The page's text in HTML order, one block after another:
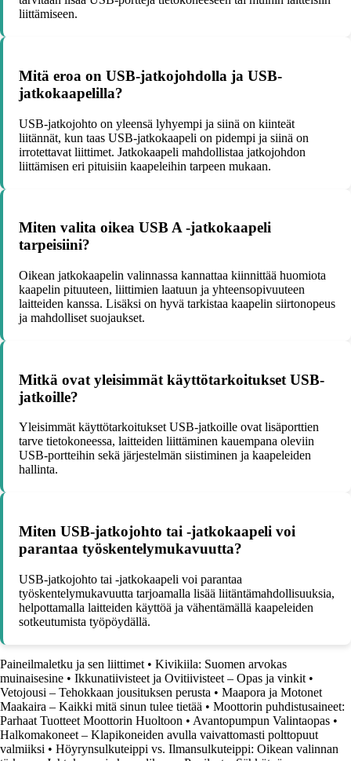
liittämiseen.
Mitä eroa on USB-jatkojohdolla ja USB-
jatkokaapelilla?
USB-jatkojohto on yleensä lyhyempi ja siinä on kiinteät
liitännät, kun taas USB-jatkokaapeli on pidempi ja siinä on
irrotettavat liittimet. Jatkokaapeli mahdollistaa jatkojohdon
liittämisen eri pituisiin kaapeleihin tarpeen mukaan.
Miten valita oikea USB A -jatkokaapeli
tarpeisiini?
Oikean jatkokaapelin valinnassa kannattaa kiinnittää huomiota
kaapelin pituuteen, liittimien laatuun ja yhteensopivuuteen
laitteiden kanssa. Lisäksi on hyvä tarkistaa kaapelin siirtonopeus
ja mahdolliset suojaukset.
Mitkä ovat yleisimmät käyttötarkoitukset USB-
jatkoille?
Yleisimmät käyttötarkoitukset USB-jatkoille ovat lisäporttien
tarve tietokoneessa, laitteiden liittäminen kauempana oleviin
USB-portteihin sekä järjestelmän siistiminen ja kaapeleiden
hallinta.
Miten USB-jatkojohto tai -jatkokaapeli voi
parantaa työskentelymukavuutta?
USB-jatkojohto tai -jatkokaapeli voi parantaa
työskentelymukavuutta tarjoamalla lisää liitäntämahdollisuuksia,
helpottamalla laitteiden käyttöä ja vähentämällä kaapeleiden
sotkeutumista työpöydällä.
Paineilmaletku ja sen liittimet • Kivikiila: Suomen arvokas
muinaisesine • Ikkunatiivisteet ja Ovitiivisteet – Opas ja vinkit •
Vetojousi – Tehokkaan jousituksen perusta • Maapora ja Motonet
Maakaira – Kaikki mitä sinun tulee tietää • Moottorin puhdistusaineet:
Parhaat Tuotteet Moottorin Huoltoon • Avantopumpun Valintaopas •
Halkomakoneet – Klapikoneiden avulla vaivattomasti polttopuut
valmiiksi • Höyrynsulkuteippi vs. Ilmansulkuteippi: Oikean valinnan